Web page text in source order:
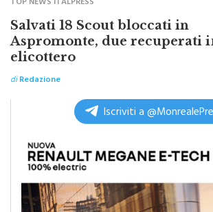
TOP NEWS ITALPRESS
Salvati 18 Scout bloccati in
Aspromonte, due recuperati in
elicottero
di